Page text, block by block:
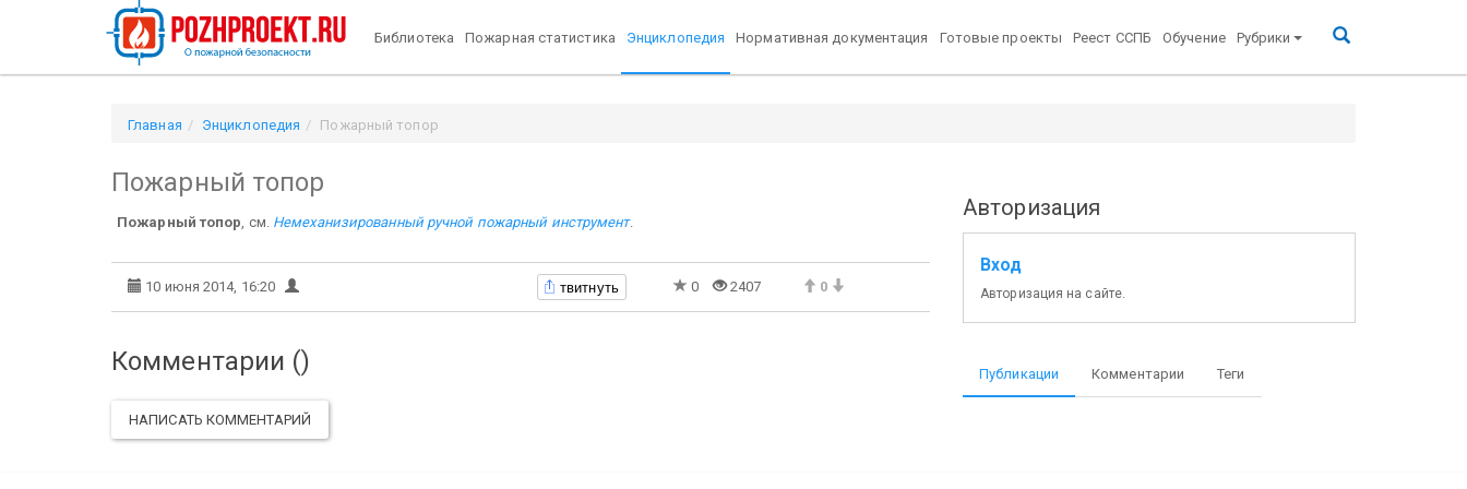
Библиотека Пожарная статистика Энциклопедия Нормативная документация Готовые проекты Реест ССПБ Обучение Рубрики
Главная Энциклопедия Пожарный топор
Пожарный топор
Пожарный топор , см. Немеханизированный ручной пожарный инструмент.
10 июня 2014, 16:20 твитнуть 0 2407 0
Комментарии ()
НАПИСАТЬ КОММЕНТАРИЙ
Авторизация
Вход
Авторизация на сайте.
Публикации Комментарии Теги